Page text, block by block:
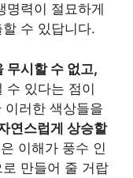
명력이 절묘하게
수 있답니다.
무시할 수 없고,
수 있다는 점이
이러한 색상들을
연스럽게 상승할
이해가 풍수 인
만들어 줄 거랍